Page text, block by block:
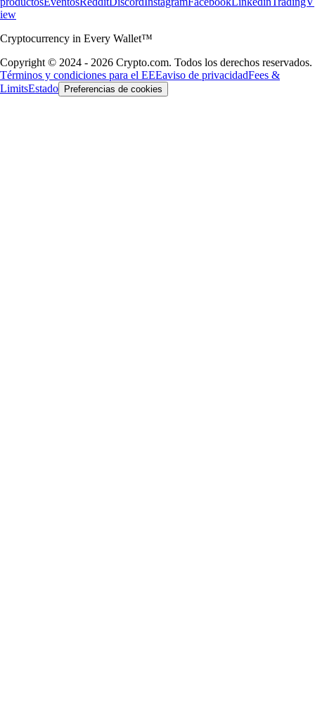
iew
Cryptocurrency in Every Wallet™
Copyright © 2024 - 2026 Crypto.com. Todos los derechos reservados.
Términos y condiciones para el EEEaviso de privacidadFees &
LimitsEstado Preferencias de cookies